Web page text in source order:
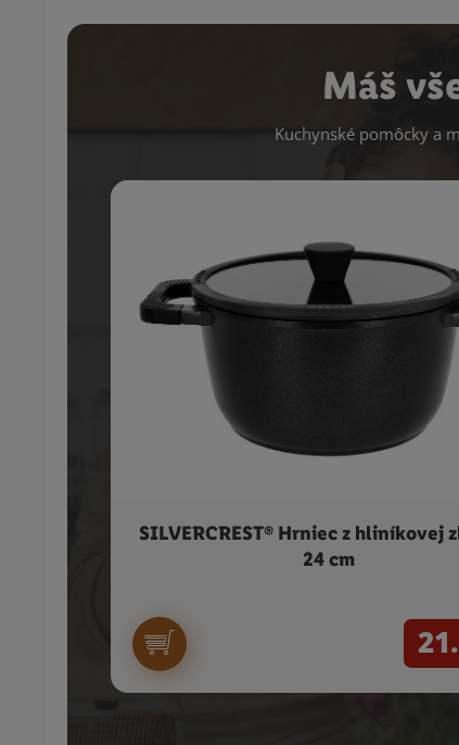
Máš
Kuchynské pomôcky a
SILVERCREST® Hrniec z hliníkovej
24 cm